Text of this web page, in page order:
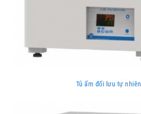
Tủ ấm đối lưu tự nhiên